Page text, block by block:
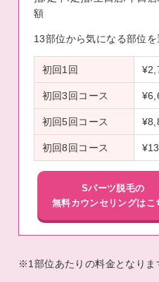
額
13部位から気になる部位
初回1回
初回3回コース
初回5回コース
初回8回コース
Sパーツ脱毛の
無料カウンセリングはこ
※1部位あたりの料金となりま